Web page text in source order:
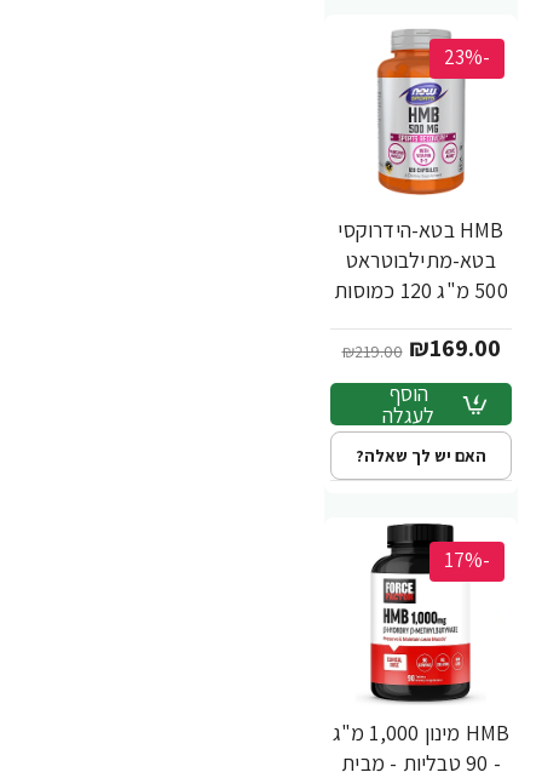
-23%
HMB בטא-הידרוקסי
בטא-מתילבוטראט
500 מ"ג 120 כמוסות
₪169.00
₪219.00
הוסף
לעגלה
האם יש לך שאלה?
-17%
HMB מינון 1,000 מ"ג
- 90 טבליות - מבית